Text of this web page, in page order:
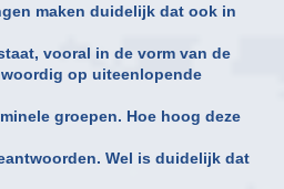
maken duidelijk dat ook in
vooral in de vorm van de
op uiteenlopende
groepen. Hoe hoog deze
Wel is duidelijk dat